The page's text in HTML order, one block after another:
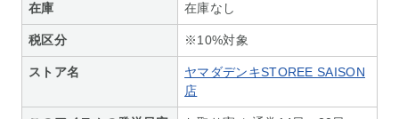
在庫 在庫なし
税区分 ※10%対象
ストア名
ヤマダデンキSTOREE SAISON
店